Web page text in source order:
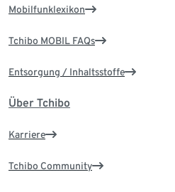
Mobilfunklexikon
Tchibo MOBIL FAQs
Entsorgung / Inhaltsstoffe
Über Tchibo
Karriere
Tchibo Community